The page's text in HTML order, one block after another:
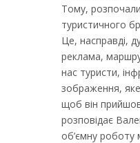
Тому,
туристичного
Це, насправді,
реклама,
нас туристи,
зображення,
щоб він
розповідає
об’ємну роботу